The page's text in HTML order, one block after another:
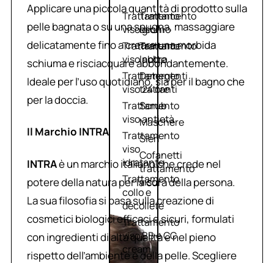
Trattamento
viso giorno
Trattamento
viso notte
Trattamento
viso 24 ore
Trattamento
viso antietà
Trattamento
viso
idratante
Trattamento
collo e
décolleté
Trattamento
viso BB e CC
cream
Trattamento
occhi
Trattamento
labbra
Detergenti
trattanti
Scrub
Maschere
Sieri
Cofanetti
trattamento
viso
Applicare una piccola quantità di prodotto sulla
pelle bagnata o su una spugna, massaggiare
delicatamente fino a creare una morbida
schiuma e risciacquare abbondantemente.
Ideale per l’uso quotidiano, sia per il bagno che
per la doccia.
Il Marchio INTRA
INTRAè un marchio italiano che crede nel
potere della natura per la cura della persona.
La sua filosofia si basa sulla creazione di
cosmetici biologici efficaci e sicuri, formulati
con ingredienti di alta qualità e nel pieno
rispetto dell’ambiente e della pelle. Scegliere